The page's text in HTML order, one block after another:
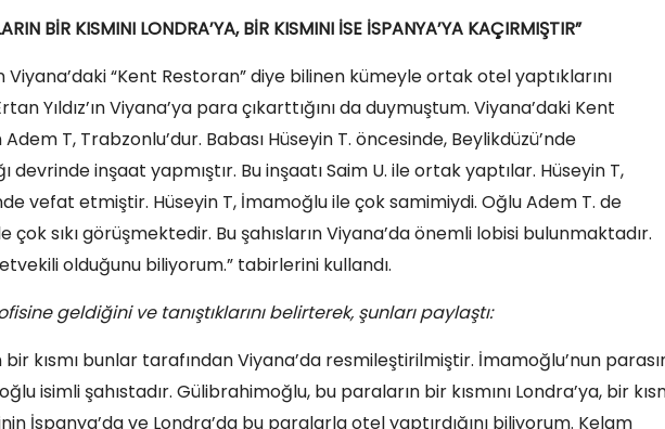
BİR KISMINI LONDRA’YA, BİR KISMINI İSE İSPANYA’YA KAÇIRMIŞTIR”
Viyana’daki “Kent Restoran” diye bilinen kümeyle ortak otel yaptıklarını
Yıldız’ın Viyana’ya para çıkarttığını da duymuştum. Viyana’daki Kent
T, Trabzonlu’dur. Babası Hüseyin T. öncesinde, Beylikdüzü’nde
devrinde inşaat yapmıştır. Bu inşaatı Saim U. ile ortak yaptılar. Hüseyin T,
vefat etmiştir. Hüseyin T, İmamoğlu ile çok samimiydi. Oğlu Adem T. de
sıkı görüşmektedir. Bu şahısların Viyana’da önemli lobisi bulunmaktadır.
olduğunu biliyorum.” tabirlerini kullandı.
geldiğini ve tanıştıklarını belirterek, şunları paylaştı:
bir kısmı bunlar tarafından Viyana’da resmileştirilmiştir. İmamoğlu’nun
isimli şahıstadır. Gülibrahimoğlu, bu paraların bir kısmını Londra’ya, bir
İspanya’da ve Londra’da bu paralarla otel yaptırdığını biliyorum. Kelam